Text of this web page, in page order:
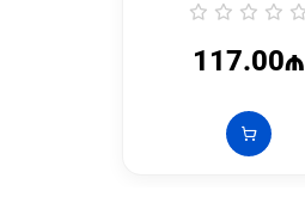
117.00₼